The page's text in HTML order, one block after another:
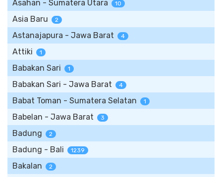
Asahan - Sumatera Utara 10
Asia Baru 2
Astanajapura - Jawa Barat 4
Attiki 1
Babakan Sari 1
Babakan Sari - Jawa Barat 4
Babat Toman - Sumatera Selatan 1
Babelan - Jawa Barat 3
Badung 2
Badung - Bali 1239
Bakalan 2